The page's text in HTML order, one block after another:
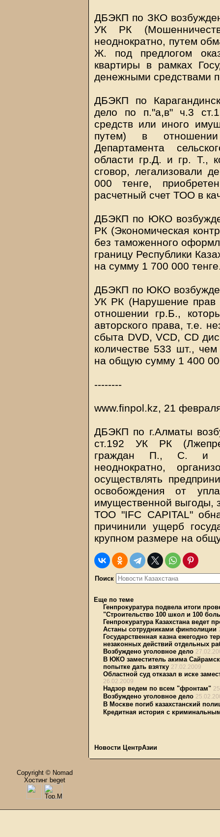
ДБЭКП по ЗКО
УК РК
неоднократно, путем
Ж. под предлогом
квартиры в рамках
денежными средствами
ДБЭКП по
дело по п."а,в" ч.3
средств или иного
путем) в
Департамента
области гр.Д. и гр. Т.,
сговор, легализовали
000 тенге,
расчетный счет ТОО в
ДБЭКП по ЮКО
РК (Экономическая
без таможенного
границу Республики
на сумму 1 700 000
ДБЭКП по ЮКО
УК РК (Нарушение прав
отношении гр.Б.,
авторского права, т.е.
сбыта DVD, VСD, СD
количестве 533 шт.,
на общую сумму 1 400
--------
www.finpol.kz, 21
ДБЭКП по г.Алматы
ст.192 УК РК
граждан П., С. и
неоднократно,
осуществлять
освобождения от
имущественной выгоды,
ТОО "IFC CAPITAL"
причинили ущерб
крупном размере на
Поиск
Еще по теме
Генпрокуратура подвела итоги
"Строительство 100 школ и 100
Генпрокуратура Казахстана ведет
Астаны сотрудниками финполиции
Государственная казна ежегодно
незаконных действий отдельных
Возбуждено уголовное дело
В ЮКО заместитель акима
попытке дать взятку 27.02.2009
Областной суд отказал в иске
26.02.2009
Надзор ведем по всем "фронтам"
Возбуждено уголовное дело
В Москве погиб казахстанский
Кредитная история с
Новости ЦентрАзии
Copyright © Nomad
Хостинг beget